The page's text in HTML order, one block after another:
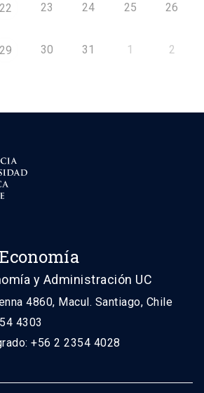
22 23 24 25 26
29 30 31 1 2
y Administración UC
4860, Macul. Santiago, Chile
4303
+56 2 2354 4028